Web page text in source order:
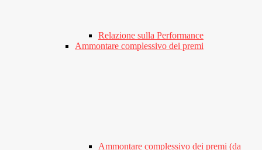
Relazione sulla Performance
Ammontare complessivo dei premi
Ammontare complessivo dei premi (da